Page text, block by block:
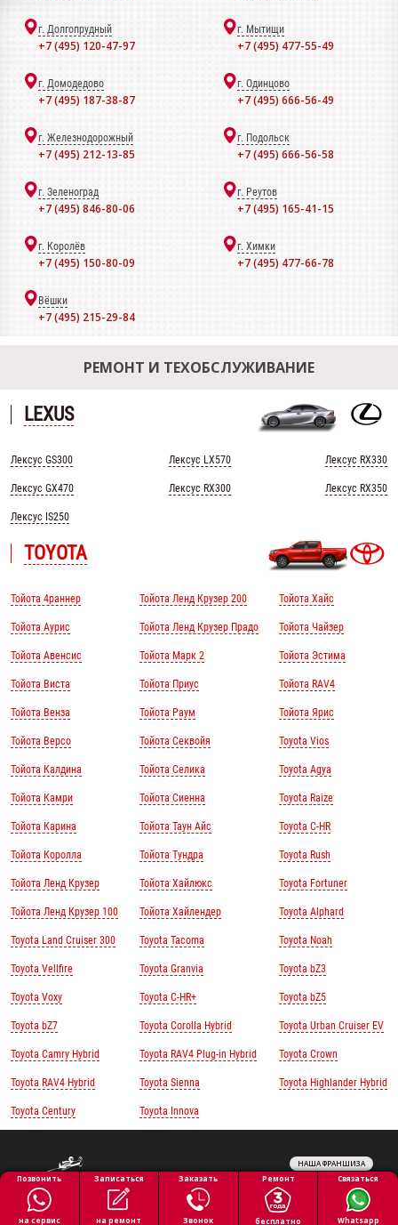
г. Долгопрудный
+7 (495) 120-47-97
г. Мытищи
+7 (495) 477-55-49
г. Домодедово
+7 (495) 187-38-87
г. Одинцово
+7 (495) 666-56-49
г. Железнодорожный
+7 (495) 212-13-85
г. Подольск
+7 (495) 666-56-58
г. Зеленоград
+7 (495) 846-80-06
г. Реутов
+7 (495) 165-41-15
г. Королёв
+7 (495) 150-80-09
г. Химки
+7 (495) 477-66-78
Вёшки
+7 (495) 215-29-84
РЕМОНТ И ТЕХОБСЛУЖИВАНИЕ
LEXUS
Лексус GS300
Лексус GX470
Лексус IS250
Лексус LX570
Лексус RX300
Лексус RX330
Лексус RX350
TOYOTA
Тойота 4раннер
Тойота Аурис
Тойота Авенсис
Тойота Виста
Тойота Венза
Тойота Версо
Тойота Калдина
Тойота Камри
Тойота Карина
Тойота Королла
Тойота Ленд Крузер
Тойота Ленд Крузер 100
Toyota Land Cruiser 300
Toyota Vellfire
Toyota Voxy
Toyota bZ7
Toyota Camry Hybrid
Toyota RAV4 Hybrid
Toyota Century
Тойота Ленд Крузер 200
Тойота Ленд Крузер Прадо
Тойота Марк 2
Тойота Приус
Тойота Раум
Тойота Секвойя
Тойота Селика
Тойота Сиенна
Тойота Таун Айс
Тойота Тундра
Тойота Хайлюкс
Тойота Хайлендер
Toyota Tacoma
Toyota Granvia
Toyota C-HR+
Toyota Corolla Hybrid
Toyota RAV4 Plug-in Hybrid
Toyota Sienna
Toyota Innova
Тойота Хайс
Тойота Чайзер
Тойота Эстима
Тойота RAV4
Тойота Ярис
Toyota Vios
Toyota Agya
Toyota Raize
Toyota C-HR
Toyota Rush
Toyota Fortuner
Toyota Alphard
Toyota Noah
Toyota bZ3
Toyota bZ5
Toyota Urban Cruiser EV
Toyota Crown
Toyota Highlander Hybrid
НАША ФРАНШИЗА
Обработка персональных данных
Политика конфиденциальности
Полезная информация
Позвонить
на сервис
Записаться
на ремонт
Заказать
Звонок
Ремонт
бесплатно
Связаться
Whatsapp